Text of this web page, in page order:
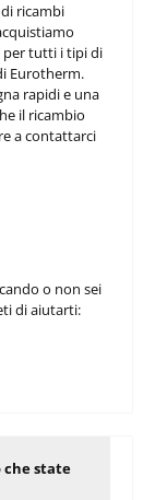
ricambi
per tutti i tipi di
Eurotherm.
rapidi e una
il ricambio
a contattarci
o non sei
di aiutarti:
che state